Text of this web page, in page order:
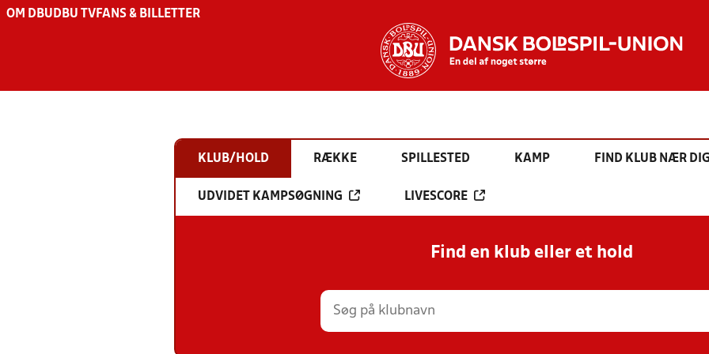
OM DBU DBU TV FANS & BILLETTER
KLUB/HOLD RÆKKE SPILLESTED KAMP FIND KLUB NÆR
UDVIDET KAMPSØGNING LIVESCORE
Find en klub eller et hold